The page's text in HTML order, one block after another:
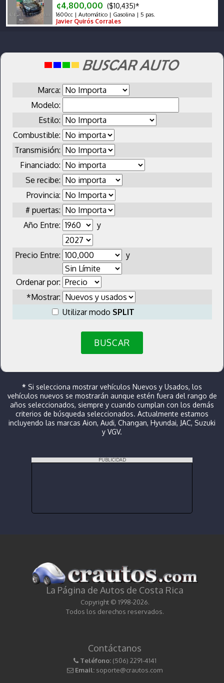
¢4,800,000 ($10,435)*
1600cc | Automático | Gasolina | 5 pas.
Javier Quirós Corrales
Marca:
Modelo:
Estilo:
Combustible:
Transmisión:
Financiado:
Se recibe:
Provincia:
# puertas:
Año Entre:
y
Precio Entre: y
Ordenar por:
*Mostrar:
Utilizar modo SPLIT
BUSCAR
* Si selecciona mostrar vehículos Nuevos y Usados, los
vehículos nuevos se mostrarán aunque estén fuera del rango de
años seleccionados, siempre y cuando cumplan con los demás
criterios de búsqueda seleccionados. Actualmente estamos
incluyendo las marcas Aion, Audi, Changan, Hyundai, JAC, Suzuki
y VGV.
PUBLICIDAD
La Página de Autos de Costa Rica
Copyright © 1998-2026.
Todos los derechos reservados.
Contáctanos
Teléfono: (506) 2291-4141
Email: soporte@crautos.com